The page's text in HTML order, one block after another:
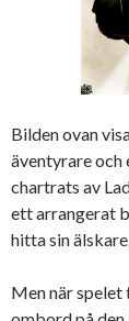
Bilden ovan
äventyrare och
chartrats av
ett arrangerat
hitta sin
Men när spelet